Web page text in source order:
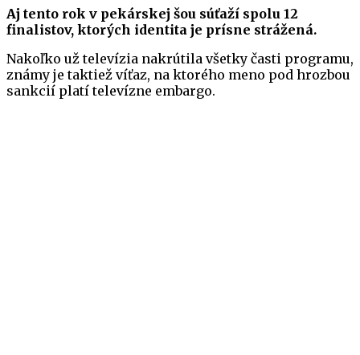
Aj tento rok v pekárskej šou súťaží spolu 12
finalistov, ktorých identita je prísne strážená.
Nakoľko už televízia nakrútila všetky časti programu,
známy je taktiež víťaz, na ktorého meno pod hrozbou
sankcií platí televízne embargo.